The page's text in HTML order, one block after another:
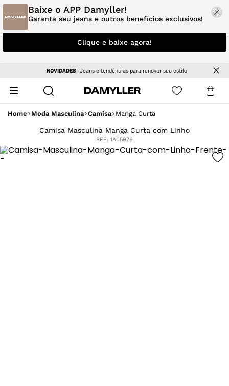
Baixe o APP Damyller!
Garanta seu jeans e outros benefícios exclusivos!
Clique e baixe agora!
NOVIDADES| Jeans e tendências para renovar seu estilo
Home Moda Masculina Camisa Manga Curta
Camisa Masculina Manga Curta com Linho
REF: 1A05976